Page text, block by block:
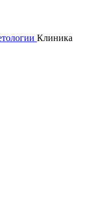
Клиника